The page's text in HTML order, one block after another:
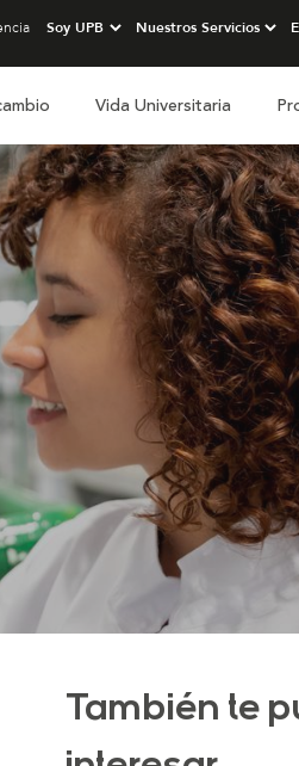
Vida Universitaria
También te